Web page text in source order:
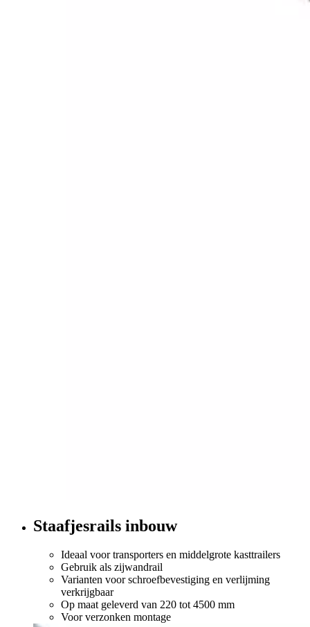
Staafjesrails inbouw
Ideaal voor transporters en middelgrote kasttrailers
Gebruik als zijwandrail
Varianten voor schroefbevestiging en verlijming
verkrijgbaar
Op maat geleverd van 220 tot 4500 mm
Voor verzonken montage